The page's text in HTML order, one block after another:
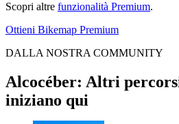
Scopri altre funzionalità Premium.
Ottieni Bikemap Premium
DALLA NOSTRA COMMUNITY
Alcocéber: Altri
iniziano qui